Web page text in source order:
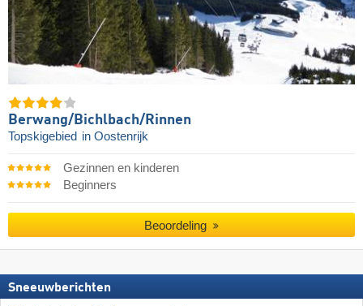
Berwang/​Bichlbach/​Rinnen
Topskigebied in Oostenrijk
Gezinnen en kinderen
Beginners
Beoordeling
Sneeuwberichten